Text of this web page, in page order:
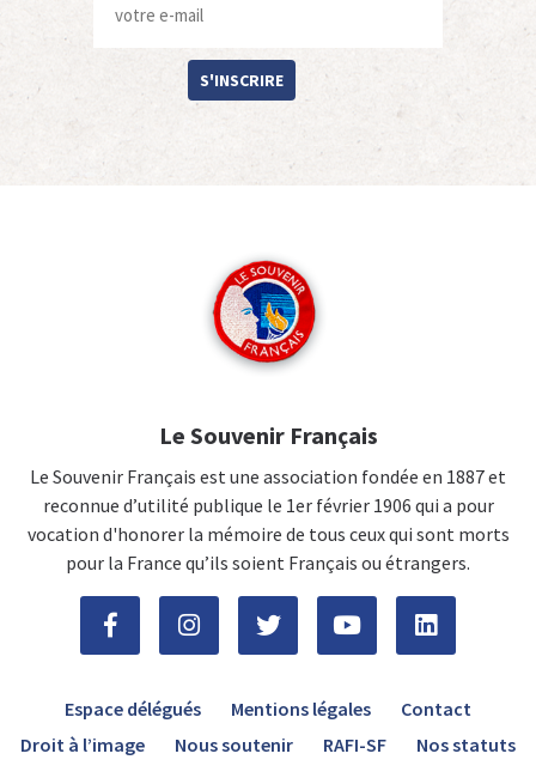
S'INSCRIRE
Le Souvenir Français
Le Souvenir Français est une association fondée en 1887 et
reconnue d’utilité publique le 1er février 1906 qui a pour
vocation d'honorer la mémoire de tous ceux qui sont morts
pour la France qu’ils soient Français ou étrangers.
Espace délégués Mentions légales
Contact
Droit à l’image
Nous soutenir RAFI-SF Nos statuts